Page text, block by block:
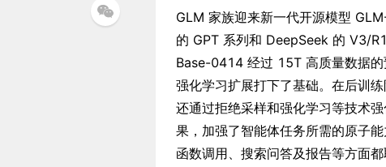
GLM 家族迎来新一代开源模型
的 GPT 系列和 DeepSeek 的 V3/
Base-0414 经过 15T 高质量数据
强化学习扩展打下了基础。在后训
还通过拒绝采样和强化学习等技术
果，加强了智能体任务所需的原子
函数调用、搜索问答及报告等方面